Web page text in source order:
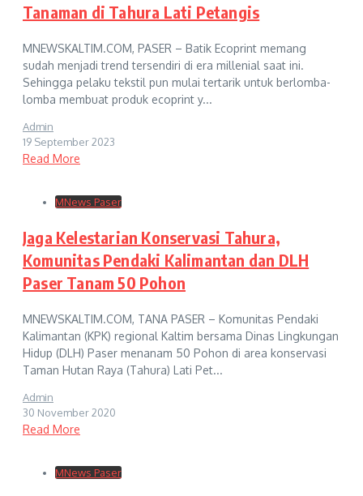
Tanaman di Tahura Lati Petangis
MNEWSKALTIM.COM, PASER – Batik Ecoprint memang
sudah menjadi trend tersendiri di era millenial saat ini.
Sehingga pelaku tekstil pun mulai tertarik untuk berlomba-
lomba membuat produk ecoprint y...
Admin
19 September 2023
Read More
MNews Paser
Jaga Kelestarian Konservasi Tahura,
Komunitas Pendaki Kalimantan dan DLH
Paser Tanam 50 Pohon
MNEWSKALTIM.COM, TANA PASER – Komunitas Pendaki
Kalimantan (KPK) regional Kaltim bersama Dinas Lingkungan
Hidup (DLH) Paser menanam 50 Pohon di area konservasi
Taman Hutan Raya (Tahura) Lati Pet...
Admin
30 November 2020
Read More
MNews Paser